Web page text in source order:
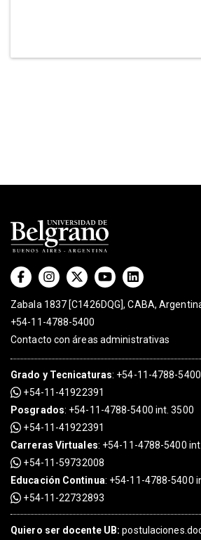
Zabala 1837 [C1426DQG], CABA,
+54-11-4788-5400
Contacto con áreas administrativas
Grado y Tecnicaturas: +54-11-4788-5400
+54-11-41922391
Posgrados: +54-11-4788-5400 int. 3500
+54-11-41922391
Carreras Virtuales: +54-11-4788-5400
+54-11-59732008
Educación Continua: +54-11-4788-5400
+54-11-22732893
Quiero ser docente UB: